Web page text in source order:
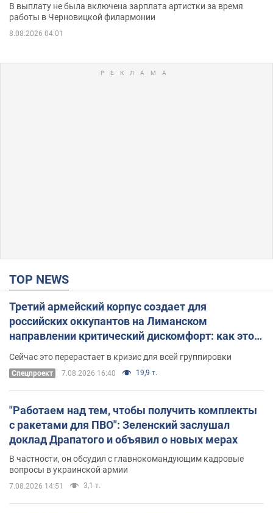
В выплату не была включена зарплата артистки за время
работы в Черновицкой филармонии
8.08.2026 04:01
TOP NEWS
Третий армейский корпус создает для
российских оккупантов на Лиманском
направлении критический дискомфорт: как это
удалось
Сейчас это перерастает в кризис для всей группировки
Спецпроект 7.08.2026 16:40 19,9 т.
"Работаем над тем, чтобы получить комплекты
с ракетами для ПВО": Зеленский заслушал
доклад Драпатого и объявил о новых мерах
В частности, он обсудил с главнокомандующим кадровые
вопросы в украинской армии
7.08.2026 14:51 3,1 т.